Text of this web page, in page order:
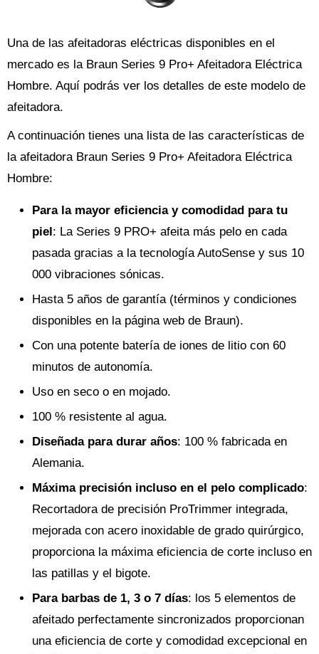
Una de las afeitadoras eléctricas disponibles en el
mercado es la Braun Series 9 Pro+ Afeitadora Eléctrica
Hombre. Aquí podrás ver los detalles de este modelo de
afeitadora.
A continuación tienes una lista de las características de
la afeitadora Braun Series 9 Pro+ Afeitadora Eléctrica
Hombre:
Para la mayor eficiencia y comodidad para tu
piel: La Series 9 PRO+ afeita más pelo en cada
pasada gracias a la tecnología AutoSense y sus 10
000 vibraciones sónicas.
Hasta 5 años de garantía (términos y condiciones
disponibles en la página web de Braun).
Con una potente batería de iones de litio con 60
minutos de autonomía.
Uso en seco o en mojado.
100 % resistente al agua.
Diseñada para durar años: 100 % fabricada en
Alemania.
Máxima precisión incluso en el pelo complicado:
Recortadora de precisión ProTrimmer integrada,
mejorada con acero inoxidable de grado quirúrgico,
proporciona la máxima eficiencia de corte incluso en
las patillas y el bigote.
Para barbas de 1, 3 o 7 días: los 5 elementos de
afeitado perfectamente sincronizados proporcionan
una eficiencia de corte y comodidad excepcional en